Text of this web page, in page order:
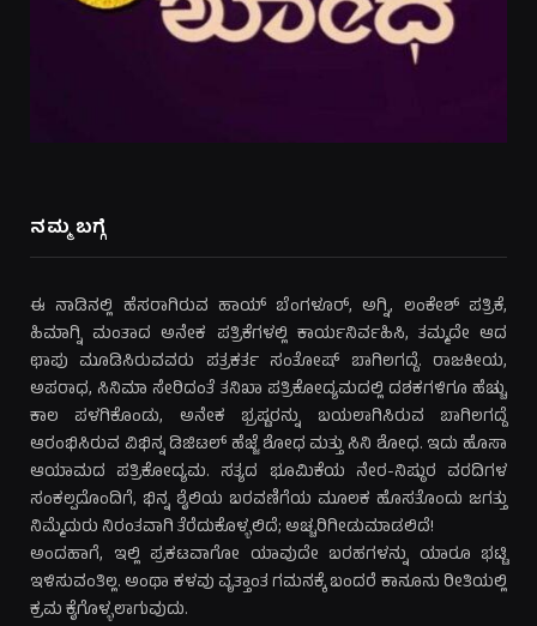
ನಮ್ಮ ಬಗ್ಗೆ
ಈ ನಾಡಿನಲ್ಲಿ ಹೆಸರಾಗಿರುವ ಹಾಯ್ ಬೆಂಗಳೂರ್, ಅಗ್ನಿ, ಲಂಕೇಶ್ ಪತ್ರಿಕೆ,
ಹಿಮಾಗ್ನಿ ಮಂತಾದ ಅನೇಕ ಪತ್ರಿಕೆಗಳಲ್ಲಿ ಕಾರ್ಯನಿರ್ವಹಿಸಿ, ತಮ್ಮದೇ ಆದ
ಛಾಪು ಮೂಡಿಸಿರುವವರು ಪತ್ರಕರ್ತ ಸಂತೋಷ್ ಬಾಗಿಲಗದ್ದೆ. ರಾಜಕೀಯ,
ಅಪರಾಧ, ಸಿನಿಮಾ ಸೇರಿದಂತೆ ತನಿಖಾ ಪತ್ರಿಕೋದ್ಯಮದಲ್ಲಿ ದಶಕಗಳಿಗೂ ಹೆಚ್ಚು
ಕಾಲ ಪಳಗಿಕೊಂಡು, ಅನೇಕ ಭ್ರಷ್ಟರನ್ನು ಬಯಲಾಗಿಸಿರುವ ಬಾಗಿಲಗದ್ದೆ
ಆರಂಭಿಸಿರುವ ವಿಭಿನ್ನ ಡಿಜಿಟಲ್ ಹೆಜ್ಜೆ ಶೋಧ ಮತ್ತು ಸಿನಿ ಶೋಧ. ಇದು ಹೊಸಾ
ಆಯಾಮದ ಪತ್ರಿಕೋದ್ಯಮ. ಸತ್ಯದ ಭೂಮಿಕೆಯ ನೇರ-ನಿಷ್ಠುರ ವರದಿಗಳ
ಸಂಕಲ್ಪದೊಂದಿಗೆ, ಭಿನ್ನ ಶೈಲಿಯ ಬರವಣಿಗೆಯ ಮೂಲಕ ಹೊಸತೊಂದು ಜಗತ್ತು
ನಿಮ್ಮೆದುರು ನಿರಂತವಾಗಿ ತೆರೆದುಕೊಳ್ಳಲಿದೆ; ಅಚ್ಚರಿಗೀಡುಮಾಡಲಿದೆ!
ಅಂದಹಾಗೆ, ಇಲ್ಲಿ ಪ್ರಕಟವಾಗೋ ಯಾವುದೇ ಬರಹಗಳನ್ನು ಯಾರೂ ಭಟ್ಟಿ
ಇಳಿಸುವಂತಿಲ್ಲ. ಅಂಥಾ ಕಳವು ವೃತ್ತಾಂತ ಗಮನಕ್ಕೆ ಬಂದರೆ ಕಾನೂನು ರೀತಿಯಲ್ಲಿ
ಕ್ರಮ ಕೈಗೊಳ್ಳಲಾಗುವುದು.